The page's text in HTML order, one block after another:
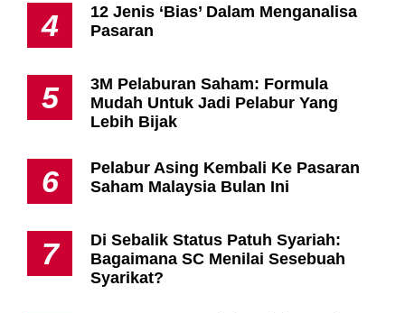
4
12 Jenis ‘Bias’ Dalam Menganalisa
Pasaran
5
3M Pelaburan Saham: Formula
Mudah Untuk Jadi Pelabur Yang
Lebih Bijak
6
Pelabur Asing Kembali Ke Pasaran
Saham Malaysia Bulan Ini
7
Di Sebalik Status Patuh Syariah:
Bagaimana SC Menilai Sesebuah
Syarikat?